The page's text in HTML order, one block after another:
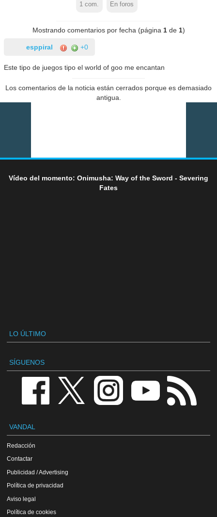
1 com. En foros
Mostrando comentarios por fecha (página 1de 1)
esppiral +0
Este tipo de juegos tipo el world of goo me encantan
Los comentarios de la noticia están cerrados porque es demasiado
antigua.
Vídeo del momento: Onimusha: Way of the Sword - Severing
Fates
LO ÚLTIMO
SÍGUENOS
VANDAL
Redacción
Contactar
Publicidad / Advertising
Política de privacidad
Aviso legal
Política de cookies